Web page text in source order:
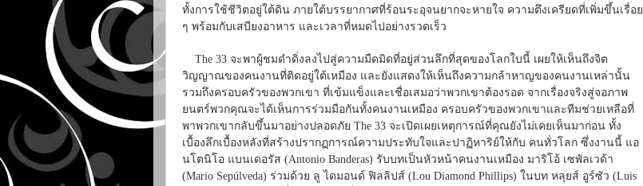
ทั้งการใช้ชีวิตอยู่ใต้ดิน ภายใต้บรรยากาศที่ร้อนระอุจนยากจะหายใจ ความตึงเครียดที่เพิ่มขึ้นเรื่อย
ๆ พร้อมกับเสบียงอาหาร และเวลาที่หมดไปอย่างรวดเร็ว
The 33 จะพาผู้ชมดำดิ่งลงไปสู่ความมืดมิดที่อยู่ส่วนลึกที่สุดของโลกใบนี้ เผยให้เห็นถึงจิต
วิญญาณของคนงานที่ติดอยู่ใต้เหมือง และยังแสดงให้เห็นถึงความกล้าหาญของคนงานเหล่านั้น
รวมถึงครอบครัวของพวกเขา ที่เข้มแข็งและเชื่อเสมอว่าพวกเขาต้องรอด จากเรื่องจริงสู่จอภาพ
ยนตร์พวกคุณจะได้เห็นการร่วมมือกันทั้งคนงานเหมือง ครอบครัวของพวกเขาและทีมช่วยเหลือที่
พาพวกเขากลับขึ้นมาอย่างปลอดภัย The 33 จะเปิดเผยเหตุการณ์ที่คุณยังไม่เคยเห็นมาก่อน ทั้ง
เบื้องลึกเบื้องหลังที่สร้างปรากฏการณ์ความประทับใจและปาฏิหาริย์ให้กับ คนทั่วโลก ซึ่งงานนี้ แอ
นโตนิโอ แบนเดอรัส (Antonio Banderas) รับบทเป็นหัวหน้าคนงานเหมือง มาริโอ้ เซพัลเวด้า
(Mario Sepúlveda) ร่วมด้วย ลู ไดมอนด์ ฟิลลิปส์ (Lou Diamond Phillips) ในบท หลุยส์ อูร์ซัว (Luis